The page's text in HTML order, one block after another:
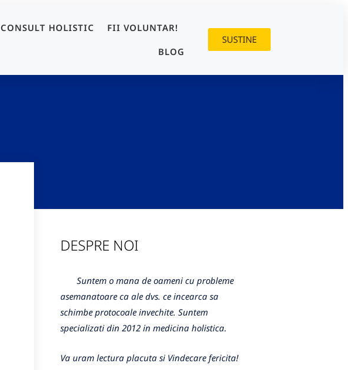
CONSULT HOLISTIC FII VOLUNTAR!
BLOG
SUSTINE
DESPRE NOI
Suntem o mana de oameni cu probleme
asemanatoare ca ale dvs. ce incearca sa
schimbe protocoale invechite. Suntem
specializati din 2012 in medicina holistica.
Va uram lectura placuta si Vindecare fericita!